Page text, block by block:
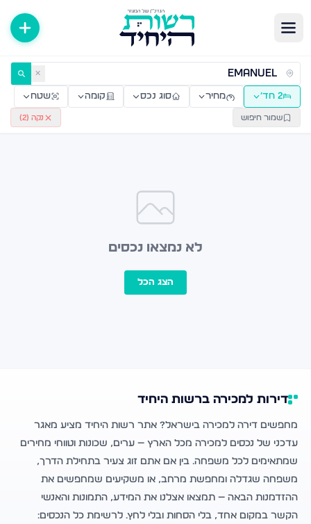
דירות למכירה ולהשכרה — רשות היחיד ✕
2 חד׳ מחיר סוג נכס קומה שטח
שמור חיפוש נקה (2
)
לא נמצאו נכסים
הצג הכל
דירות למכירה ברשות היחיד
מחפשים דירה למכירה בישראל? אתר רשות היחיד מציע מאגר
עדכני של נכסים למכירה מכל הארץ — ערים, שכונות וטווחי מחירים
שמתאימים לכל משפחה. בין אם אתם זוג צעיר בתחילת הדרך,
משפחה שגדלה ומחפשת מרחב, או משקיעים שמחפשים את
ההזדמנות הבאה — תמצאו אצלנו את המידע, התמונות והאנשי
הקשר במקום אחד, בלי הסחות ובלי לחץ. לרשימת כל הנכסים: